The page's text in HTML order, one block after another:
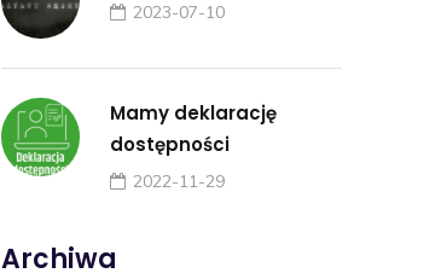
2023-07-10
Mamy deklarację
dostępności
2022-11-29
Archiwa